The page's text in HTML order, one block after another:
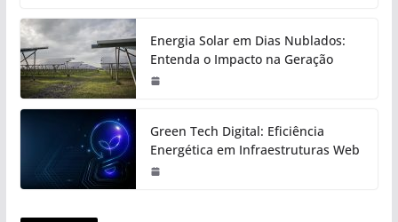
Energia Solar em Dias Nublados:
Entenda o Impacto na Geração
Green Tech Digital: Eficiência
Energética em Infraestruturas Web